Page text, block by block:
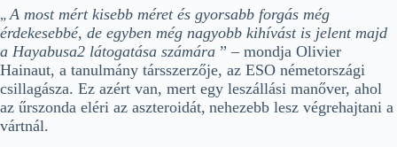
„ A most mért kisebb méret és gyorsabb forgás még
érdekesebbé, de egyben még nagyobb kihívást is jelent majd
a Hayabusa2 látogatása számára ” – mondja Olivier
Hainaut, a tanulmány társszerzője, az ESO németországi
csillagásza. Ez azért van, mert egy leszállási manőver, ahol
az űrszonda eléri az aszteroidát, nehezebb lesz végrehajtani a
vártnál.